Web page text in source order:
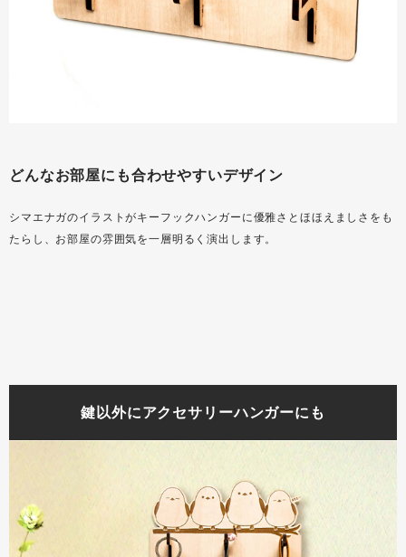
どんなお部屋にも合わせやすいデザイン
シマエナガのイラストがキーフックハンガーに優雅さとほほえましさをも
たらし、お部屋の雰囲気を一層明るく演出します。
鍵以外にアクセサリーハンガーにも